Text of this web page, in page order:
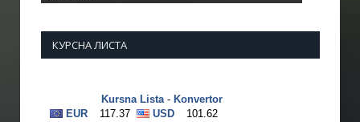
КУРСНА ЛИСТА